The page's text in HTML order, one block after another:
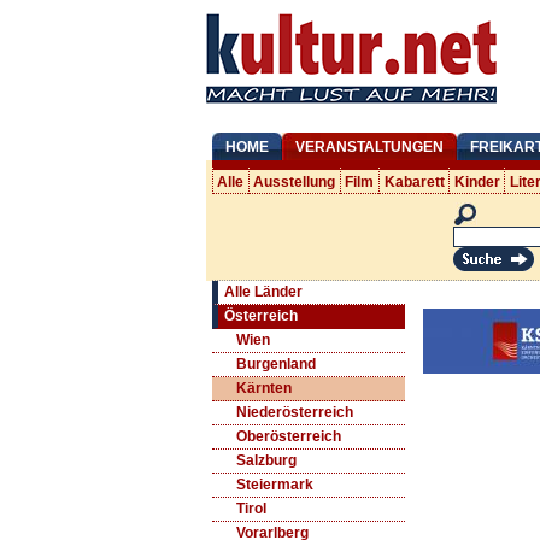
HOME VERANSTALTUNGEN
Alle Ausstellung Film Kabarett Kinder
Alle Länder
Österreich
Wien
Burgenland
Kärnten
Niederösterreich
Oberösterreich
Salzburg
Steiermark
Tirol
Vorarlberg